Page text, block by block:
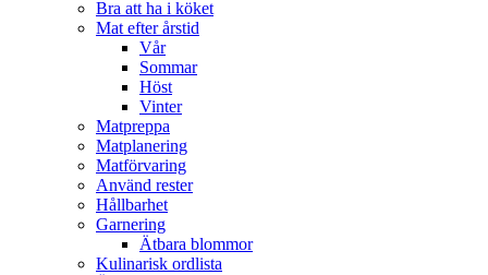
Bra att ha i köket
Mat efter årstid
Vår
Sommar
Höst
Vinter
Matpreppa
Matplanering
Matförvaring
Använd rester
Hållbarhet
Garnering
Ätbara blommor
Kulinarisk ordlista